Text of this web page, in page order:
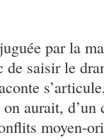
par la
saisir le
aurait, d’un
moyen-